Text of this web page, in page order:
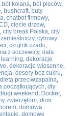
, ból kolana, ból pleców,
, bushcraft, buty
, chatbot firmowy,
, cięcie drzew,
, city break Polska, city
, cyfrowy
, czujnik czadu,
z soczewicy, data
, dekoracje
, dekoracje wiosenne,
, desery bez cukru,
dieta przeciwzapalna,
początkujących, diy
weekend , Docker,
zwierzętom, dom
, domowa
, domowe